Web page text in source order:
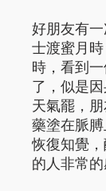
好朋友有
士渡蜜月
時，看到
了，似是
天氣罷，
藥塗在脈
恢復知覺
的人非常的